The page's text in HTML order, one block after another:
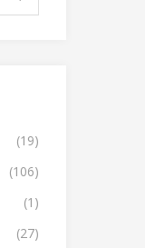
(19)
(106)
(1)
(27)